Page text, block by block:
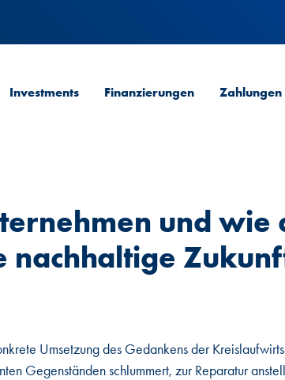
Investments Finanzierungen Zahlungen
und wie
nachhaltige
Umsetzung des Gedankens der
Gegenständen schlummert, zur Reparatur